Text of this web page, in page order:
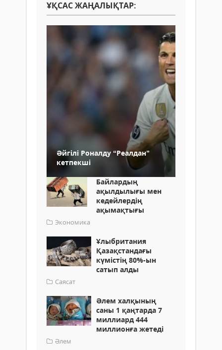
ҰҚСАС ЖАҢАЛЫҚТАР:
Әйгілі Роналду “Реалдан”
кетпекші
Байлардың
ақылдылығы мен
кедейлердің
ақымақтығы
Экономика
Ұлыбритания
Қазақстандағы
күмістің 80%-ын
сатып алды
Саясат
Әлем халқының
саны 1 қаңтарда 7
миллиард 444
миллионға жетеді
Әлем